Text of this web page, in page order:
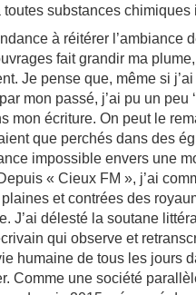
substances chimiques
à réitérer l’ambiance
fait grandir ma
Je pense que, même si
mon passé, j’ai pu un peu
mon écriture. On peut le
que perchés dans des
impossible envers une
« Cieux FM », j’ai
et contrées des
J’ai délesté la soutane
qui observe et
humaine de tous les jours
Comme une société